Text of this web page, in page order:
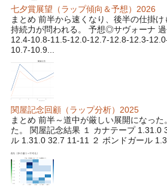
七夕賞展望（ラップ傾向＆予想）2026
まとめ 前半から速くなり、後半の仕掛
持続力が問われる。 予想◎サヴォーナ
12.4-10.8-11.5-12.0-12.7-12.8-12.3-
10.7-10.9...
関屋記念回顧（ラップ分析）2025
まとめ 前半～道中が厳しい展開になっ
た。 関屋記念結果 １ カナテープ 1.31.0
ル 1.31.0 32.7 11-11 ２ ボンドガール